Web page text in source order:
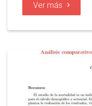
Ver más